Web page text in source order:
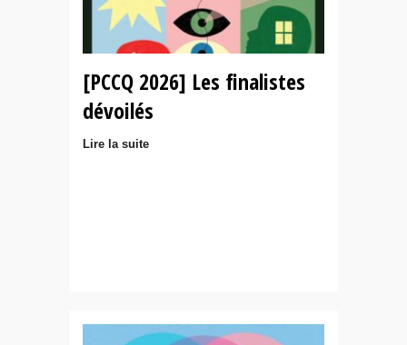
[PCCQ 2026] Les finalistes
dévoilés
Lire la suite